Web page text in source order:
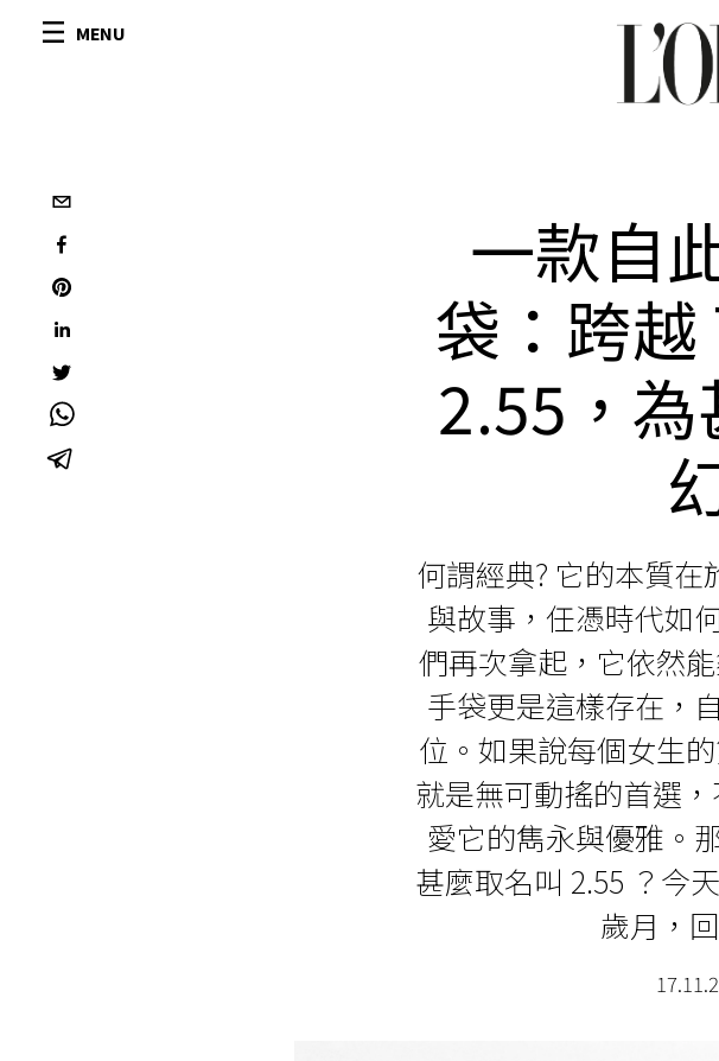
MENU
一款自
袋：跨
2.55，
何謂經典? 它的本質
與故事，任憑時代如
們再次拿起，它依然
手袋更是這樣存在，
位。如果說每個女生
就是無可動搖的首選
愛它的雋永與優雅。
甚麼取名叫 2.55 ？今
歲月，